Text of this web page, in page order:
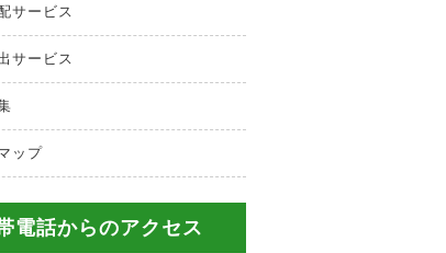
サービス
サービス
ップ
電話からのアクセス